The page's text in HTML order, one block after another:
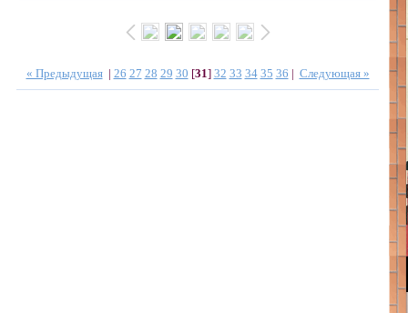
« Предыдущая| 26 27 28 29 30 [31] 32 33 34 35 36 | Следующая »